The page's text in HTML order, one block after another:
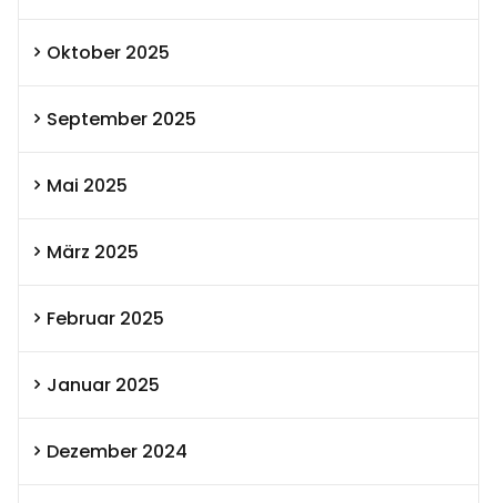
Oktober 2025
September 2025
Mai 2025
März 2025
Februar 2025
Januar 2025
Dezember 2024